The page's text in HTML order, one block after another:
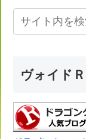
ヴォイド